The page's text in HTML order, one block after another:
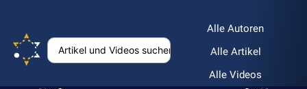
Alle Autoren
Alle Artikel
Alle Videos